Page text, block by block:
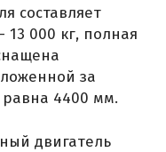
составляет
13 000 кг, полная
за
равна 4400 мм.
двигатель